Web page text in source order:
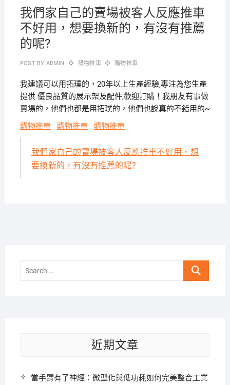
我們家自己的賣場被客人反應推車
不好用，想要換新的，有沒有推薦
的呢?
POST BY ADMIN 購物推車 購物推車
我建議可以用拓璞的，20年以上生產經驗,專注為您生產
提供 優良品質的展示架及配件,歡迎訂購！我朋友有事做
賣場的，他們也都是用拓璞的，他們也說真的不錯用的~
購物推車
購物推車 購物推車
我們家自己的賣場被客人反應推車不好用，想
要換新的，有沒有推薦的呢?
Search
近期文章
當手臂有了神經：微型化與低功耗如何完美整合工業